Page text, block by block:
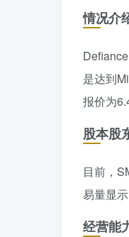
情况介
是达到
报价为
股本股
目前，
易量显
经营能